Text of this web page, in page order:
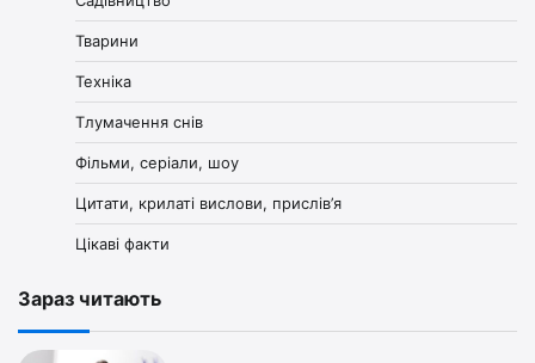
Тварини
Техніка
Тлумачення снів
Фільми, серіали, шоу
Цитати, крилаті вислови, прислів’я
Цікаві факти
Зараз читають